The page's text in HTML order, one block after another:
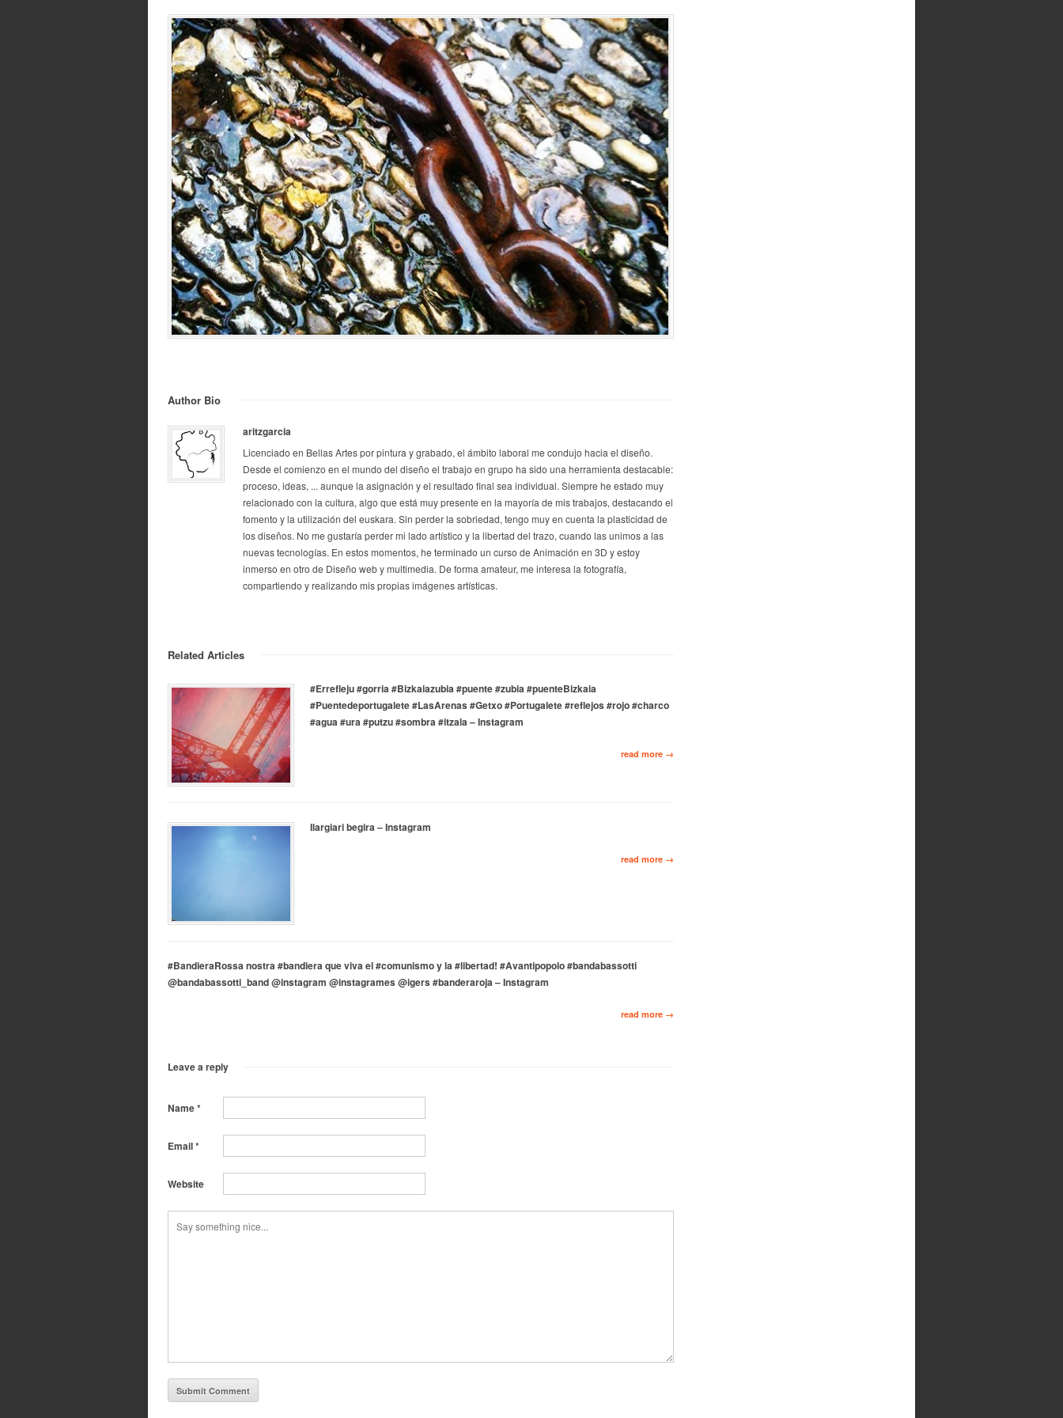
Author Bio
aritzgarcia
Licenciado en Bellas Artes por pintura y grabado, el ámbito laboral me condujo hacia el diseño.
Desde el comienzo en el mundo del diseño el trabajo en grupo ha sido una herramienta destacable:
proceso, ideas, ... aunque la asignación y el resultado final sea individual. Siempre he estado muy
relacionado con la cultura, algo que está muy presente en la mayoría de mis trabajos, destacando el
fomento y la utilización del euskara. Sin perder la sobriedad, tengo muy en cuenta la plasticidad de
los diseños. No me gustaría perder mi lado artístico y la libertad del trazo, cuando las unimos a las
nuevas tecnologías. En estos momentos, he terminado un curso de Animación en 3D y estoy
inmerso en otro de Diseño web y multimedia. De forma amateur, me interesa la fotografía,
compartiendo y realizando mis propias imágenes artísticas.
Related Articles
#Errefleju #gorria #Bizkaiazubia #puente #zubia #puenteBizkaia
#Puentedeportugalete #LasArenas #Getxo #Portugalete #reflejos #rojo #charco
#agua #ura #putzu #sombra #itzala – Instagram
read more →
Ilargiari begira – Instagram
read more →
#BandieraRossa nostra #bandiera que viva el #comunismo y la #libertad! #Avantipopolo #bandabassotti
@bandabassotti_band @instagram @instagrames @igers #banderaroja – Instagram
read more →
Leave a reply
Name*
Email*
Website